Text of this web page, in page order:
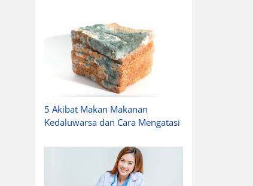
5 Akibat Makan Makanan
Kedaluwarsa dan Cara Mengatasi